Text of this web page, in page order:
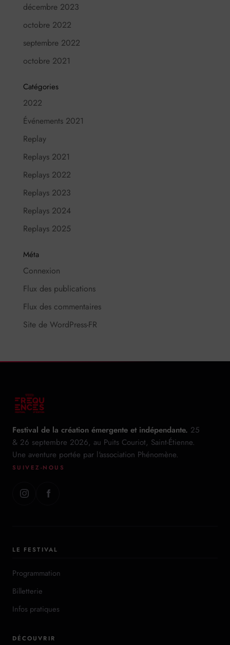
décembre 2023
octobre 2022
septembre 2022
octobre 2021
Catégories
2022
Événements 2021
Replay
Replays 2021
Replays 2022
Replays 2023
Replays 2024
Replays 2025
Méta
Connexion
Flux des publications
Flux des commentaires
Site de WordPress-FR
Festival de la création émergente et indépendante. 25
& 26 septembre 2026, au Puits Couriot, Saint-Étienne.
Une aventure portée par l'association Phénomène.
SUIVEZ-NOUS
LE FESTIVAL
Programmation
Billetterie
Infos pratiques
DÉCOUVRIR